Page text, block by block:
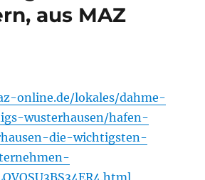
aus MAZ
online.de/lokales/dahme-
wusterhausen/hafen-
die-wichtigsten-